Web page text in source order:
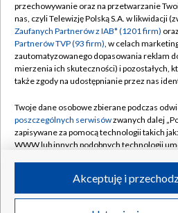
Sklep
Biuro
Oferta
Emisja w
Rada
Ogłoszenia
Akademia
Informacje o
Regulamin
Polityka
Moje
Biuro
Kanały
©2026 Telewizja Polska
przechowywanie oraz na przetwarzanie
nas, czyli Telewizję Polską S.A. w likwidacji
Zaufanych Partnerów z IAB* (1201 firm)
Partnerów TVP (93 firm), w celach
zautomatyzowanego dopasowania reklam
mierzenia ich skuteczności) i pozostałych,
także zgody na udostępnianie przez nas
Twoje dane osobowe zbierane podczas
poszczególnych serwisówzwanych dalej
zapisywane za pomocą technologii takich
WWW lub innych podobnych technologii
ruchu w Internecie.
Twoje dane osobowe zbierane podczas
Akceptuję i